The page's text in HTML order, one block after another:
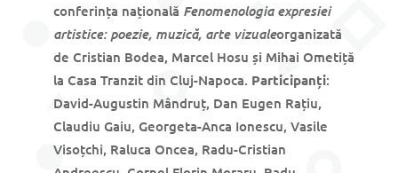
conferința națională Fenomenologia expresiei
artistice: poezie, muzică, arte vizualeorganizată
de Cristian Bodea, Marcel Hosu și Mihai Ometiță
la Casa Tranzit din Cluj-Napoca. Participanți:
David-Augustin Mândruț, Dan Eugen Rațiu,
Claudiu Gaiu, Georgeta-Anca Ionescu, Vasile
Visoțchi, Raluca Oncea, Radu-Cristian